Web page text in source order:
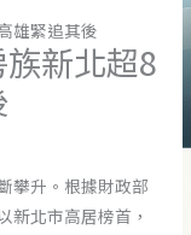
雄緊追其後
新北超8
攀升。根據財政部
新北市高居榜首，